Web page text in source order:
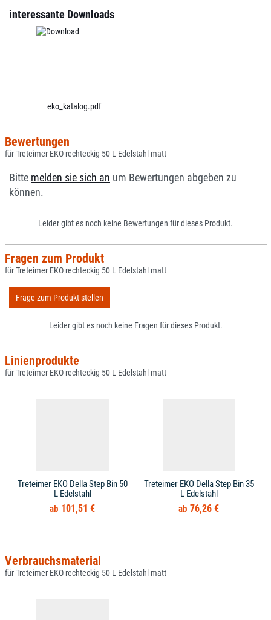
interessante Downloads
eko_katalog.pdf
Bewertungen
für Treteimer EKO rechteckig 50 L Edelstahl matt
Bitte melden sie sich an um Bewertungen abgeben zu
können.
Leider gibt es noch keine Bewertungen für dieses Produkt.
Fragen zum Produkt
für Treteimer EKO rechteckig 50 L Edelstahl matt
Frage zum Produkt stellen
Leider gibt es noch keine Fragen für dieses Produkt.
Linienprodukte
für Treteimer EKO rechteckig 50 L Edelstahl matt
Treteimer EKO Della Step Bin 50
L Edelstahl
101,51 €
Treteimer EKO Della Step Bin 35
L Edelstahl
76,26 €
Verbrauchsmaterial
für Treteimer EKO rechteckig 50 L Edelstahl matt